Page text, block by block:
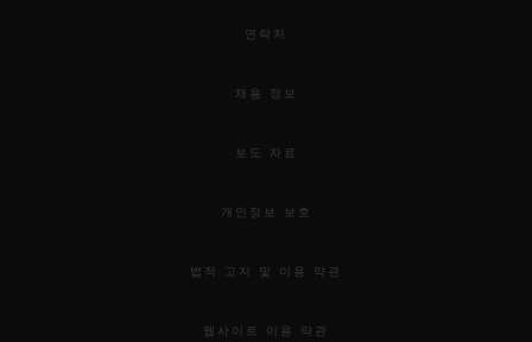
연락처
채용 정보
보도 자료
개인정보 보호
법적 고지 및 이용 약관
웹사이트 이용 약관